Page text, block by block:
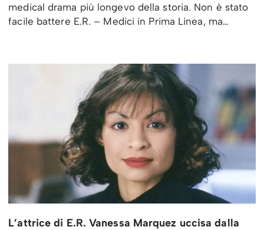
medical drama più longevo della storia. Non è stato
facile battere E.R. – Medici in Prima Linea, ma…
L’attrice di E.R. Vanessa Marquez uccisa dalla